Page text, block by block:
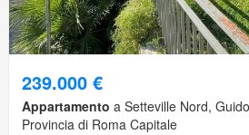
239.000 €
Appartamento a Setteville Nord,
Provincia di Roma Capitale